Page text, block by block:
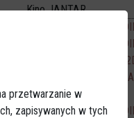
Kino JANTAR
PSI PATROL I
PSI PATROL I
ODZYSKANY -
SPIDER-MAN
DUB
18:00 PSI PATROL I
przetwarzanie w
zapisywanych w tych